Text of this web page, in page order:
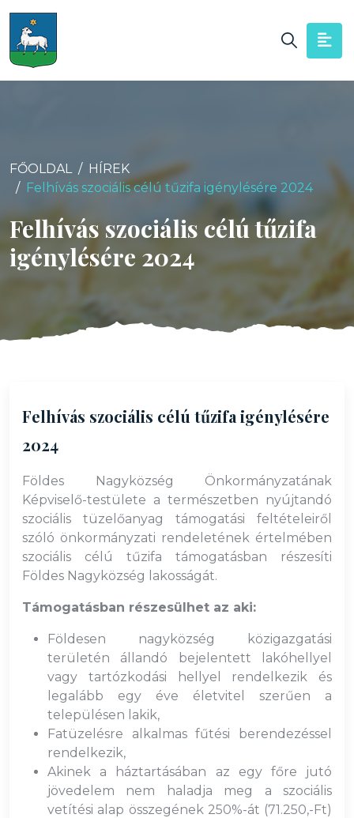
FŐOLDAL
HÍREK
Felhívás szociális célú tűzifa igénylésére 2024
Felhívás szociális célú tűzifa
igénylésére 2024
Felhívás szociális célú tűzifa igénylésére
2024
Földes Nagyközség Önkormányzatának
Képviselő-testülete a természetben nyújtandó
szociális tüzelőanyag támogatási feltételeiről
szóló önkormányzati rendeletének értelmében
szociális célú tűzifa támogatásban részesíti
Földes Nagyközség lakosságát.
Támogatásban részesülhet az aki:
Földesen nagyközség közigazgatási
területén állandó bejelentett lakóhellyel
vagy tartózkodási hellyel rendelkezik és
legalább egy éve életvitel szerűen a
településen lakik,
Fatüzelésre alkalmas fűtési berendezéssel
rendelkezik,
Akinek a háztartásában az egy főre jutó
jövedelem nem haladja meg a szociális
vetítési alap összegének 250%-át (71.250,-Ft)